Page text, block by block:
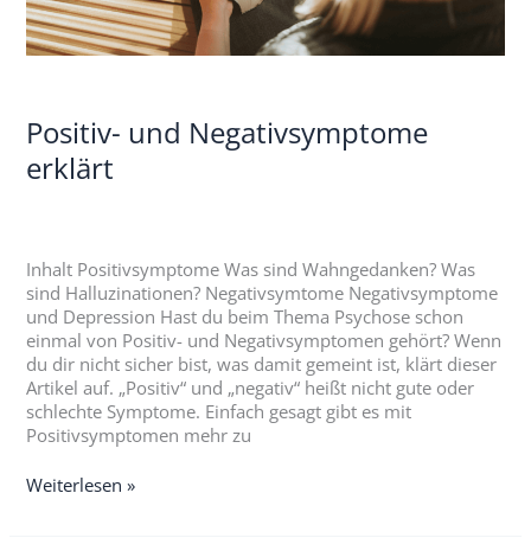
Positiv- und Negativsymptome
erklärt
Inhalt Positivsymptome Was sind Wahngedanken? Was
sind Halluzinationen? Negativsymtome Negativsymptome
und Depression Hast du beim Thema Psychose schon
einmal von Positiv- und Negativsymptomen gehört? Wenn
du dir nicht sicher bist, was damit gemeint ist, klärt dieser
Artikel auf. „Positiv“ und „negativ“ heißt nicht gute oder
schlechte Symptome. Einfach gesagt gibt es mit
Positivsymptomen mehr zu
Weiterlesen »